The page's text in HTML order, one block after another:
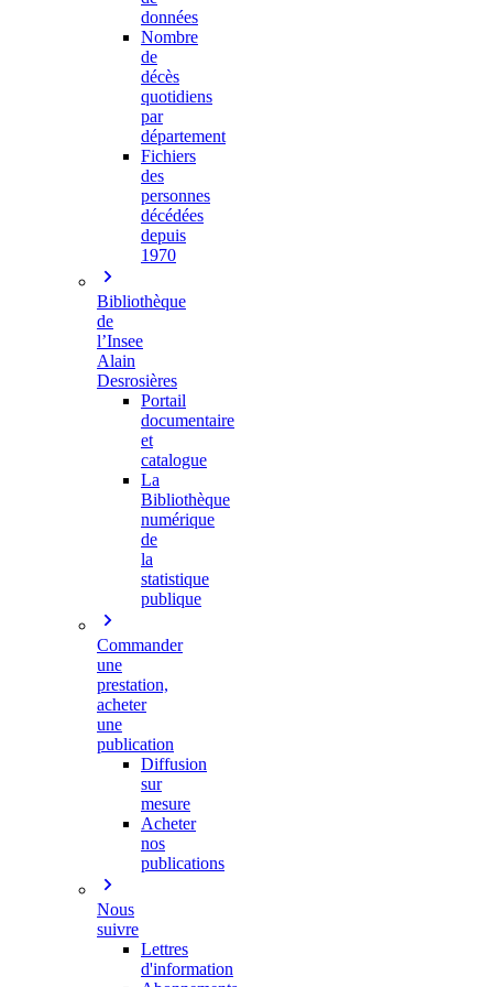
données
Nombre
de
décès
quotidiens
par
département
Fichiers
des
personnes
décédées
depuis
1970
Bibliothèque
de
l’Insee
Alain
Desrosières
Portail
documentaire
et
catalogue
La
Bibliothèque
numérique
de
la
statistique
publique
Commander
une
prestation,
acheter
une
publication
Diffusion
sur
mesure
Acheter
nos
publications
Nous
suivre
Lettres
d'information